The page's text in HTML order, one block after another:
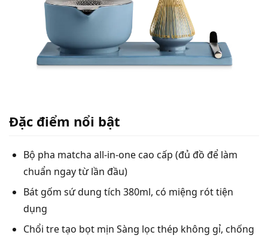
Đặc điểm nổi bật
Bộ pha matcha all-in-one cao cấp (đủ đồ để làm
chuẩn ngay từ lần đầu)
Bát gốm sứ dung tích 380ml, có miệng rót tiện
dụng
Chổi tre tạo bọt mịn Sàng lọc thép không gỉ, chống